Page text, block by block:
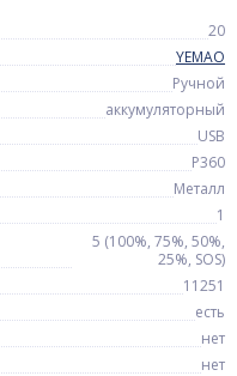
20
YEMAO
Ручной
аккумуляторный
USB
P360
Металл
1
5 (100%, 75%, 50%,
25%, SOS)
11251
есть
нет
нет